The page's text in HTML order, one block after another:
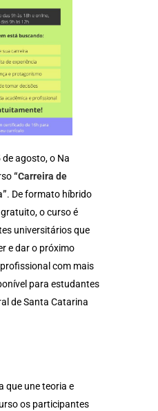
agosto, o Na
“Carreira de
. De formato híbrido
o curso é
universitários que
e dar o próximo
com mais
para estudantes
de Santa Catarina
que une teoria e
os participantes